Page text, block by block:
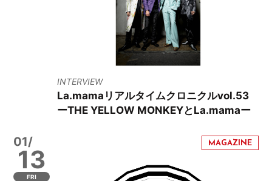
INTERVIEW
La.mamaリアルタイムクロニクルvol.53
ーTHE YELLOW MONKEYとLa.mamaー
01/
13
FRI